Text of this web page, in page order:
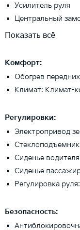
Усилитель руля
Центральный
Показать всё
Комфорт:
Обогрев
Климат: Климат-
Регулировки:
Электропривод
Сиденье
Сиденье
Регулировка
Безопасность: